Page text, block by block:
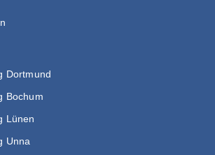
Dortmund
Bochum
Lünen
Unna